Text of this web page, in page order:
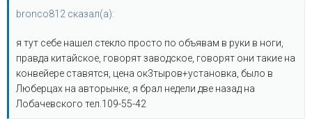
bronco812 сказал(а):
я тут себе нашел стекло просто по объявам в руки в ноги,
правда китайское, говорят заводское, говорят они такие на
конвейере ставятся, цена ок3тыров+установка, было в
Люберцах на авторынке, я брал недели две назад на
Лобачевского тел.109-55-42